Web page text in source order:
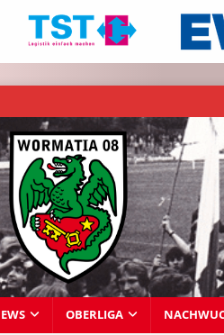
OBERLIGA